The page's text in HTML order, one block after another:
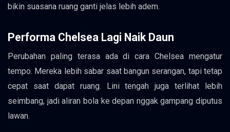
bikin suasana ruang ganti jelas lebih adem.
Performa Chelsea Lagi Naik Daun
Perubahan paling terasa ada di cara Chelsea mengatur
tempo. Mereka lebih sabar saat bangun serangan, tapi tetap
cepat saat dapat ruang. Lini tengah juga terlihat lebih
seimbang, jadi aliran bola ke depan nggak gampang diputus
lawan.